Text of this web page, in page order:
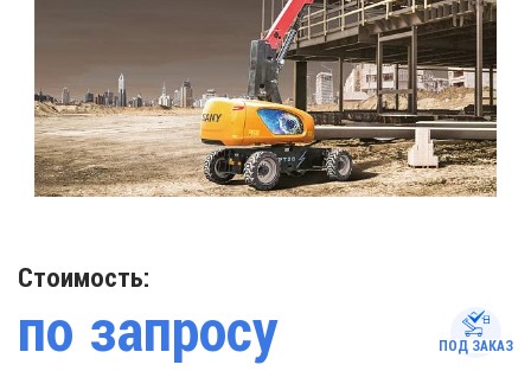
Стоимость:
по запросу ПОД ЗАКАЗ